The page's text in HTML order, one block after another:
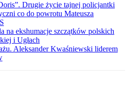
Drugie życie tajnej policjantki
co do powrotu Mateusza
na ekshumacje szczątków polskich
i Ugłach
Aleksander Kwaśniewski liderem